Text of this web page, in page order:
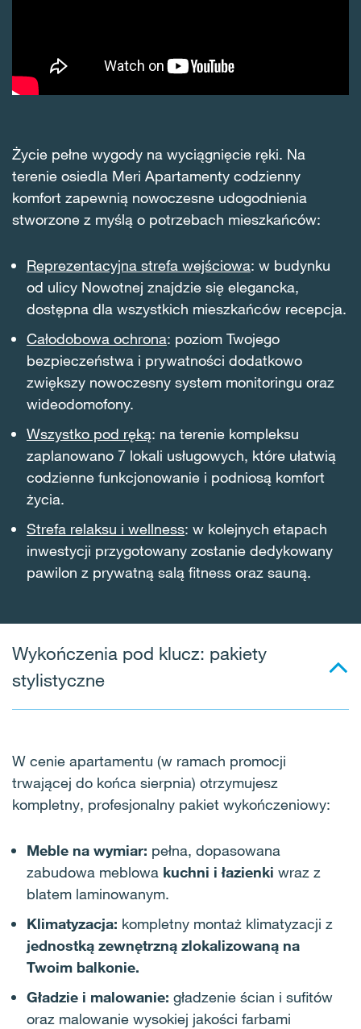
Życie pełne wygody na wyciągnięcie ręki. Na
terenie osiedla Meri Apartamenty codzienny
komfort zapewnią nowoczesne udogodnienia
stworzone z myślą o potrzebach mieszkańców:
Reprezentacyjna strefa wejściowa: w budynku
od ulicy Nowotnej znajdzie się elegancka,
dostępna dla wszystkich mieszkańców recepcja.
Całodobowa ochrona: poziom Twojego
bezpieczeństwa i prywatności dodatkowo
zwiększy nowoczesny system monitoringu oraz
wideodomofony.
Wszystko pod ręką: na terenie kompleksu
zaplanowano 7 lokali usługowych, które ułatwią
codzienne funkcjonowanie i podniosą komfort
życia.
Strefa relaksu i wellness: w kolejnych etapach
inwestycji przygotowany zostanie dedykowany
pawilon z prywatną salą fitness oraz sauną.
Wykończenia pod klucz: pakiety
stylistyczne
W cenie apartamentu (w ramach promocji
trwającej do końca sierpnia) otrzymujesz
kompletny, profesjonalny pakiet wykończeniowy:
Meble na wymiar: pełna, dopasowana
zabudowa meblowa kuchni i łazienki wraz z
blatem laminowanym.
Klimatyzacja: kompletny montaż klimatyzacji z
jednostką zewnętrzną zlokalizowaną na
Twoim balkonie.
Gładzie i malowanie: gładzenie ścian i sufitów
oraz malowanie wysokiej jakości farbami